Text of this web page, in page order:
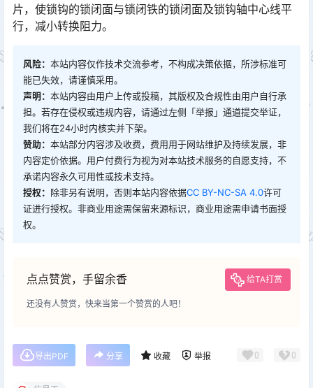
片，使锁钩的锁闭面与锁闭铁的锁闭面及锁钩轴中心线平
行，减小转换阻力。󠅅󠅃󠄵󠅂󠄪󠇖󠆨󠆨󠇕󠆞󠆒󠅬󠇘󠆭󠆘󠇙󠆝󠅵󠇗󠆭󠆁󠄐󠇗󠅹󠅸󠇖󠆍󠅳󠇖󠅹󠅰󠇖󠆌󠅹
风险： 本站内容仅作技术交流参考，不构成决策依据，所涉标准可
能已失效，请谨慎采用。
声明： 本站内容由用户上传或投稿，其版权及合规性由用户自行承
担。若存在侵权或违规内容，请通过左侧「举报」通道提交举证，
我们将在24小时内核实并下架。
赞助： 本站部分内容涉及收费，费用用于网站维护及持续发展，非
内容定价依据。用户付费行为视为对本站技术服务的自愿支持，不
承诺内容永久可用性或技术支持。
授权： 除非另有说明，否则本站内容依据CC BY-NC-SA 4.0许可
证进行授权。非商业用途需保留来源标识，商业用途需申请书面授
权。
点点赞赏，手留余香 给TA打赏
还没有人赞赏，快来当第一个赞赏的人吧！
导出PDF 分享 收藏 举报 0 0